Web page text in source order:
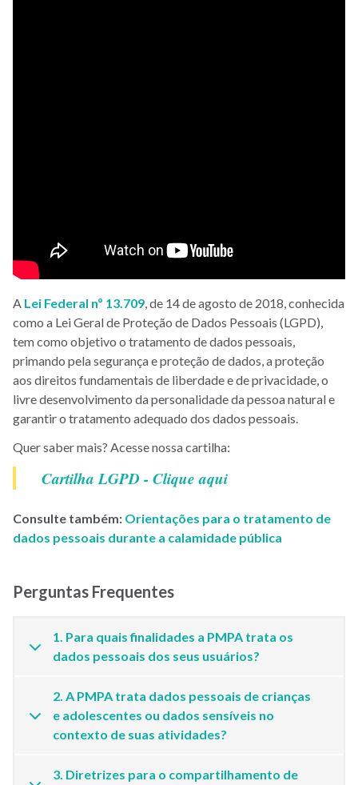
A Lei Federal nº 13.709, de 14 de agosto de 2018, conhecida
como a Lei Geral de Proteção de Dados Pessoais (LGPD),
tem como objetivo o tratamento de dados pessoais,
primando pela segurança e proteção de dados, a proteção
aos direitos fundamentais de liberdade e de privacidade, o
livre desenvolvimento da personalidade da pessoa natural e
garantir o tratamento adequado dos dados pessoais.
Quer saber mais? Acesse nossa cartilha:
Cartilha LGPD - Clique aqui
Consulte também: Orientações para o tratamento de
dados pessoais durante a calamidade pública
Perguntas Frequentes
1. Para quais finalidades a PMPA trata os
dados pessoais dos seus usuários?
2. A PMPA trata dados pessoais de crianças
e adolescentes ou dados sensíveis no
contexto de suas atividades?
3. Diretrizes para o compartilhamento de